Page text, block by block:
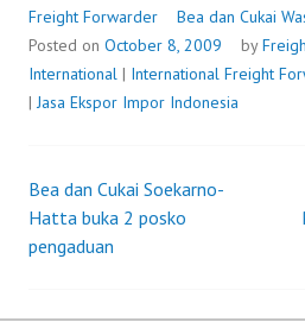
Freight Forwarder
Bea dan Cukai
Posted on October 8, 2009 by
International | International Freight
|Jasa Ekspor Impor Indonesia
Post
navigation
Bea dan Cukai Soekarno-
Hatta buka 2 posko
pengaduan